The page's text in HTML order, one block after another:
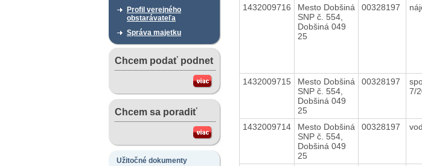
Profil verejného
obstarávateľa
Správa majetku
Chcem podať podnet
Chcem sa poradiť
Užitočné dokumenty
1432009716
Mesto Dobšiná
SNP č. 554,
Dobšiná 049
25
00328197
1432009715
Mesto Dobšiná
SNP č. 554,
Dobšiná 049
25
00328197
7/
1432009714
Mesto Dobšiná
SNP č. 554,
Dobšiná 049
25
00328197